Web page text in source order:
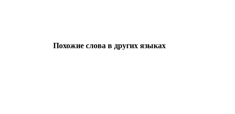
Похожие слова в других языках